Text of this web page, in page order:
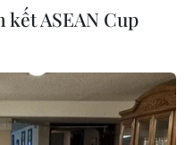
ASEAN Cup